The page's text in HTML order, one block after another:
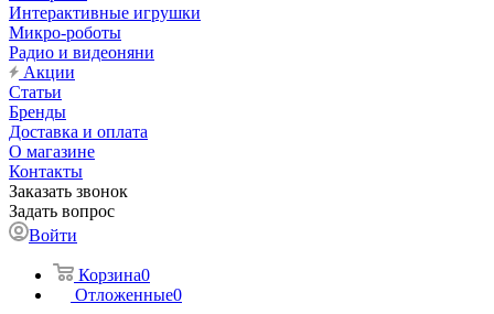
Интерактивные игрушки
Микро-роботы
Радио и видеоняни
Акции
Статьи
Бренды
Доставка и оплата
О магазине
Контакты
Заказать звонок
Задать вопрос
Войти
Корзина0
Отложенные0